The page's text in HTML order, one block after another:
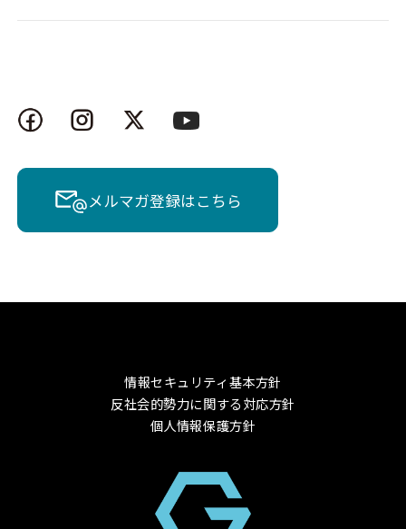
メルマガ登録はこちら
情報セキュリティ基本方針
反社会的勢力に関する対応方針
個人情報保護方針